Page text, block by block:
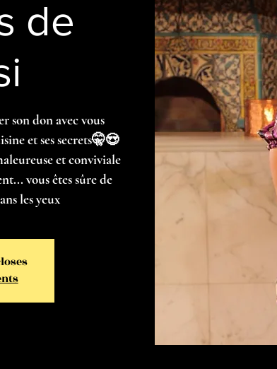
de
et ses secrets🤫😍
vous êtes sûre de
les yeux 🤩